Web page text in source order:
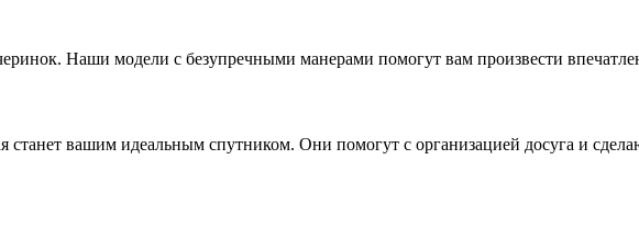
Наши модели с безупречными манерами помогут вам произвести
станет вашим идеальным спутником. Они помогут с организацией досуга и